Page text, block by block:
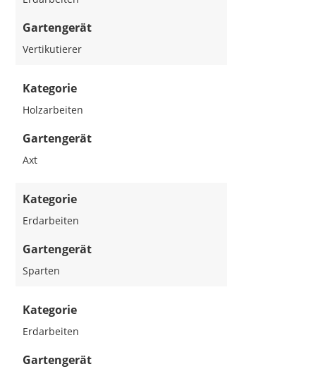
Gartengerät
Vertikutierer
Kategorie
Holzarbeiten
Gartengerät
Axt
Kategorie
Erdarbeiten
Gartengerät
Sparten
Kategorie
Erdarbeiten
Gartengerät